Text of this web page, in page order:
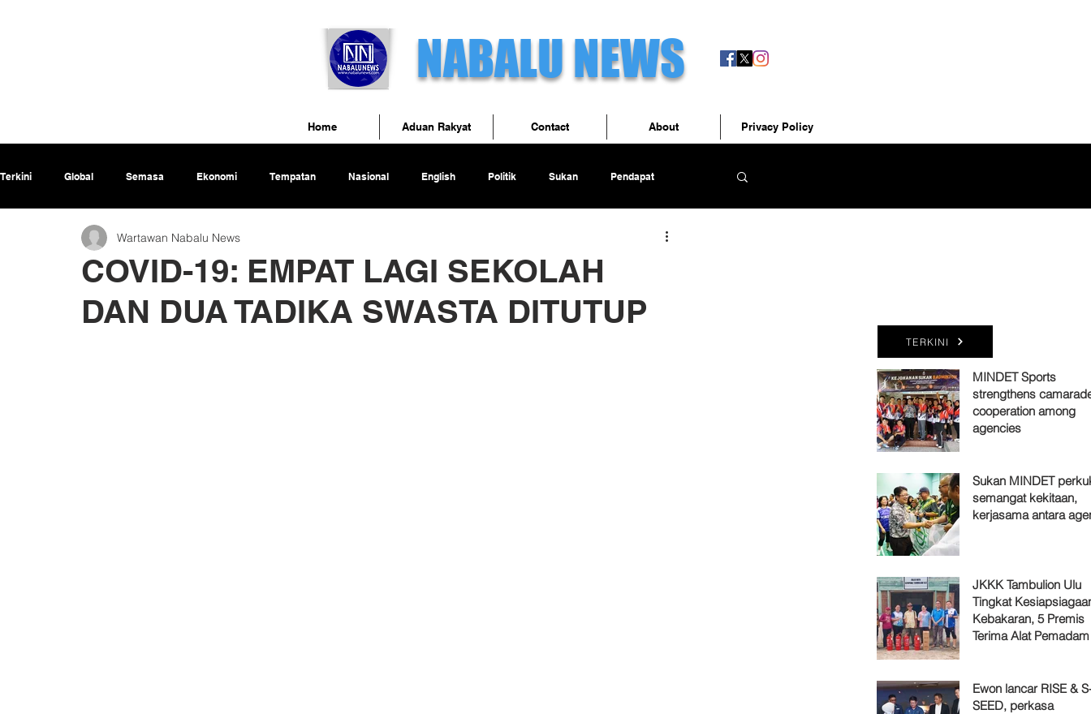
NABALU NEWS
Terkini Global Semasa Ekonomi Tempatan Nasional English Politik Sukan Pendapat
COVID-19: EMPAT LAGI SEKOLAH
DAN DUA TADIKA SWASTA DITUTUP
Wartawan Nabalu News
TERKINI
MINDET Sports
strengthens
cooperation among
agencies
Sukan MINDET
semangat kekitaan,
kerjasama antara
JKKK Tambulion Ulu
Tingkat
Kebakaran, 5 Premis
Terima Alat
Ewon lancar RISE &
SEED, perkasa
Home Aduan Rakyat Contact About Privacy Policy